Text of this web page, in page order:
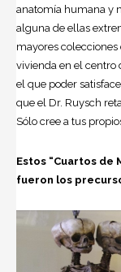
anatomía humana y
alguna de ellas
mayores colecciones
vivienda en el centro
el que poder
que el Dr. Ruysch
Sólo cree a tus
Estos “Cuartos de
fueron los